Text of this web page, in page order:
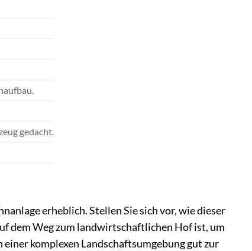
gedacht.
erheblich. Stellen Sie sich vor, wie dieser
dem Weg zum landwirtschaftlichen Hof ist, um
komplexen Landschaftsumgebung gut zur